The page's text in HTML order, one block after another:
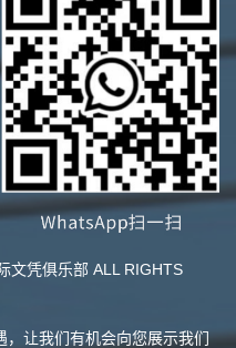
文凭俱乐部 ALL RIGHTS
让我们有机会向您展示我们